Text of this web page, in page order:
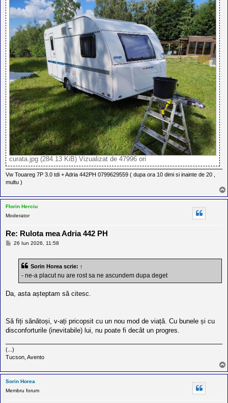
curata.jpg (284.13 KiB) Vizualizat de 47996 ori
Vw Touareg 7P 3.0 tdi + Adria 442PH 0799629559 ( dupa ora 10 dimi si inainte de 20 ,
multu )
Florin Herciu
Moderator
Re: Rulota mea Adria 442 PH
M26 Iun 2026, 11:58
Sorin Horea scrie: ↑
- ne-a placut nu are rost sa ne ascundem dupa deget
Da, asta așteptam să citesc.
Să fiți sănătoși, v-ați pricopsit cu un nou mod de viață. Cu bunele și cu
disconforturile (inevitabile) lui, nu poate fi decât un progres.
(...)
Tucson, Avento
Sorin Horea
Membru forum